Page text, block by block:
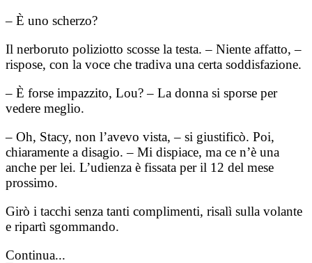
– È uno scherzo?
Il nerboruto poliziotto scosse la testa. – Niente affatto, –
rispose, con la voce che tradiva una certa soddisfazione.
– È forse impazzito, Lou? – La donna si sporse per
vedere meglio.
– Oh, Stacy, non l’avevo vista, – si giustificò. Poi,
chiaramente a disagio. – Mi dispiace, ma ce n’è una
anche per lei. L’udienza è fissata per il 12 del mese
prossimo.
Girò i tacchi senza tanti complimenti, risalì sulla volante
e ripartì sgommando.
Continua...